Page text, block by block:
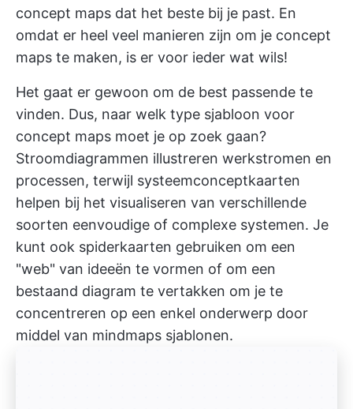
concept maps dat het beste bij je past. En
omdat er heel veel manieren zijn om je concept
maps te maken, is er voor ieder wat wils!
Het gaat er gewoon om de best passende te
vinden. Dus, naar welk type sjabloon voor
concept maps moet je op zoek gaan?
Stroomdiagrammen illustreren werkstromen en
processen, terwijl systeemconceptkaarten
helpen bij het visualiseren van verschillende
soorten eenvoudige of complexe systemen. Je
kunt ook spiderkaarten gebruiken om een
"web" van ideeën te vormen of om een
bestaand diagram te vertakken om je te
concentreren op een enkel onderwerp door
middel van mindmaps sjablonen.